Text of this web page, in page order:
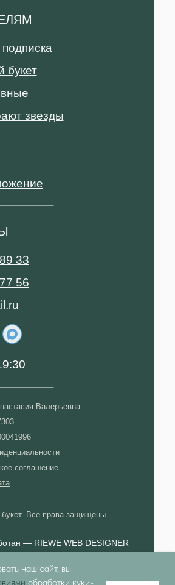
Все права защищены.
признана
и запрещена на
— RIEWE WEB DESIGNER
Валерьевна
соглашение
звезды
букет
33
56
наш сайт, вы
обработки куки-